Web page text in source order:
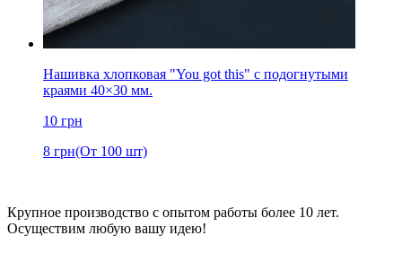
Нашивка хлопковая "You got this" с подогнутыми
краями 40×30 мм.
10 грн
8 грн(От 100 шт)
Крупное производство с опытом работы более 10 лет.
Осуществим любую вашу идею!